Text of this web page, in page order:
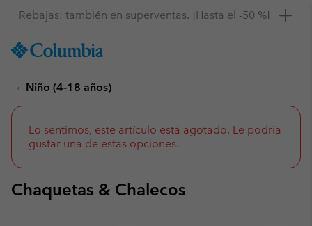
TO
SKIP
NAV
SKIP
TO
Consigue un 10 % de descuento
Niño (4-18 años)
Lo sentimos, este artículo está agotado. Le podria
gustar una de estas opciones.
Chaquetas & Chalecos